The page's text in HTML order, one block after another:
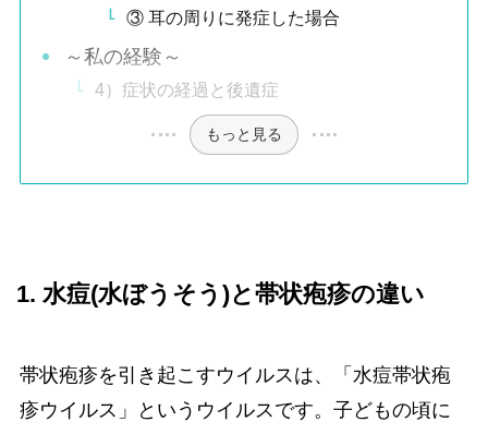
③ 耳の周りに発症した場合
～私の経験～
4）症状の経過と後遺症
もっと見る
1. 水痘(水ぼうそう)と帯状疱疹の違い
帯状疱疹を引き起こすウイルスは、「水痘帯状疱
疹ウイルス」というウイルスです。子どもの頃に